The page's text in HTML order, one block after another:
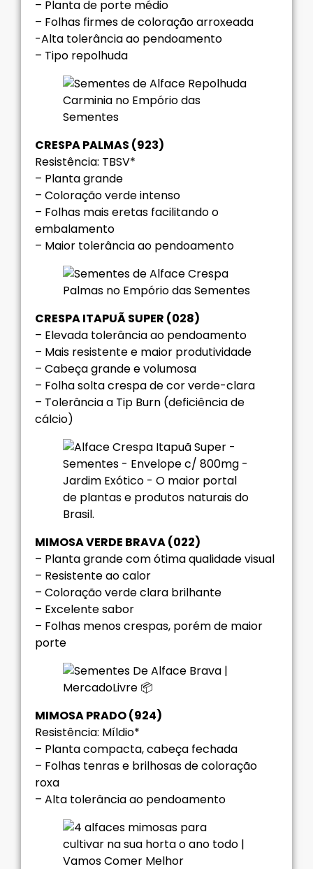
– Planta de porte médio
– Folhas firmes de coloração arroxeada
-Alta tolerância ao pendoamento
– Tipo repolhuda
CRESPA PALMAS (923)
Resistência: TBSV*
– Planta grande
– Coloração verde intenso
– Folhas mais eretas facilitando o
embalamento
– Maior tolerância ao pendoamento
CRESPA ITAPUÃ SUPER (028)
– Elevada tolerância ao pendoamento
– Mais resistente e maior produtividade
– Cabeça grande e volumosa
– Folha solta crespa de cor verde-clara
– Tolerância a Tip Burn (deficiência de
cálcio)
MIMOSA VERDE BRAVA (022)
– Planta grande com ótima qualidade visual
– Resistente ao calor
– Coloração verde clara brilhante
– Excelente sabor
– Folhas menos crespas, porém de maior
porte
MIMOSA PRADO (924)
Resistência: Míldio*
– Planta compacta, cabeça fechada
– Folhas tenras e brilhosas de coloração
roxa
– Alta tolerância ao pendoamento